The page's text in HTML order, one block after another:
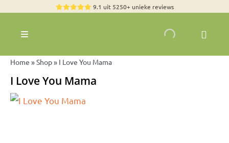
content
9.1 uit 5250+ unieke reviews
Toggle
Rozen
Zomerbloemen
Exclusieve boeketten
Home »Shop» I Love You Mama
I Love You Mama